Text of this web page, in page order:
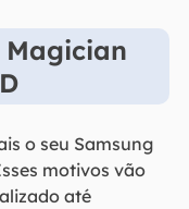
Magician
o seu Samsung
motivos vão
até